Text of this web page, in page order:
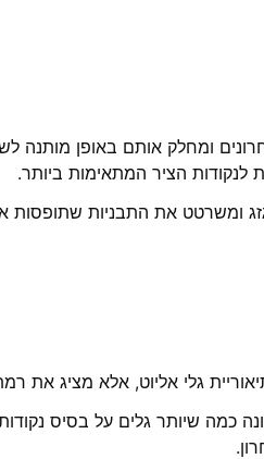
האינדיקטור מנתח את 600 הנרות האחרונים
לנקודות הציר המתאימות ביותר.
ומשרטט את התבניות
גלי אליוט, אלא מציג את
כמה שיותר גלים על בסיס